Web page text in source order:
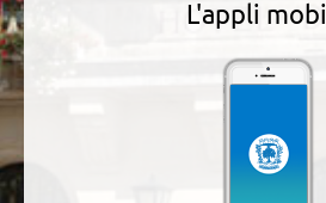
L'appli